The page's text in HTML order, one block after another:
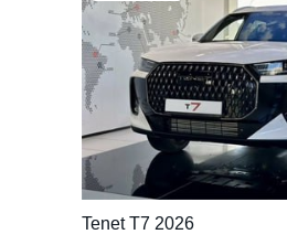
Tenet T7 2026